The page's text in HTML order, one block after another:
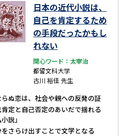
大
専門
日本の近代小説は、
自己を肯定するため
の手段だったかもし
れない
関心ワード：太宰治
都留文科大学
古川 裕佳 先生
ぬ恋は、社会や親への反発の証
肯定と自己否定のあいだで揺れる
小説」
をさらけ出すことで文学となる